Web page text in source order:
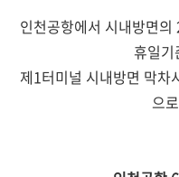
인천공항에서 시내방면
휴일
제1터미널 시내방면 막
으